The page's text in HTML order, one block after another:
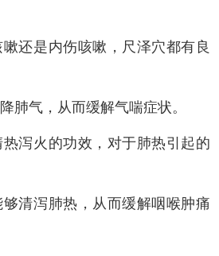
还是内伤咳嗽，尺泽穴都有良
肺气，从而缓解气喘症状。
泻火的功效，对于肺热引起的
清泻肺热，从而缓解咽喉肿痛